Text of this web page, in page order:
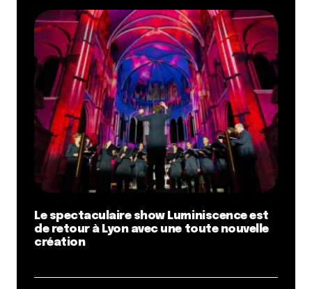
Le spectaculaire show Luminiscence est
de retour à Lyon avec une toute nouvelle
création